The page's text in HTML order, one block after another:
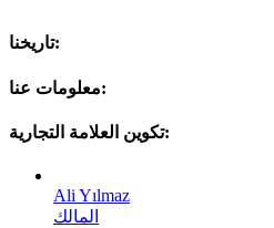
تاريخنا:
معلومات عنا:
تكوين العلامة التجارية:
Ali Yılmaz
المالك